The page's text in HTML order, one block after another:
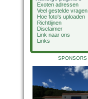
Exoten adressen
Veel gestelde vragen
Hoe foto's uploaden
Richtlijnen
Disclaimer
Link naar ons
Links
SPONSORS